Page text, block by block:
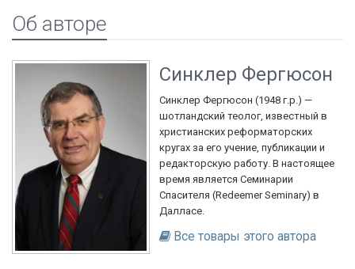
Об авторе
Синклер Фергюсон
Синклер Фергюсон (1948 г.р.) —
шотландский теолог, известный в
христианских реформаторских
кругах за его учение, публикации и
редакторскую работу. В настоящее
время является Семинарии
Спасителя (Redeemer Seminary) в
Далласе.
Все товары этого автора